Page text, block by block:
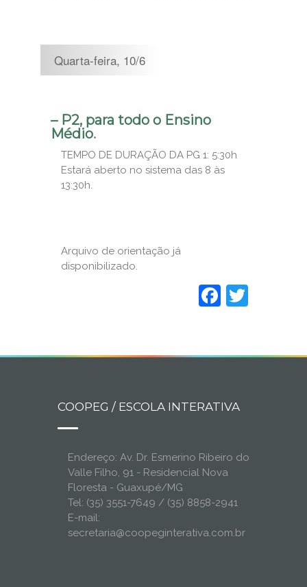
Quarta-feira, 10/6
– P2, para todo o Ensino
Médio.
TEMPO DE DURAÇÃO DA PG 1: 5:30h
Estará aberto no sistema das 8 às
13:30h.
Arquivo de orientação já
disponibilizado.
COOPEG / ESCOLA INTERATIVA
Endereço: Av. Dr. Esmerino Ribeiro do
Valle Filho, 91 - Residencial Nova
Floresta - Guaxupé/MG
Tel: (35) 3551-7649 / (35) 8858-2941
E-mail:
secretaria@coopeginterativa.com.br